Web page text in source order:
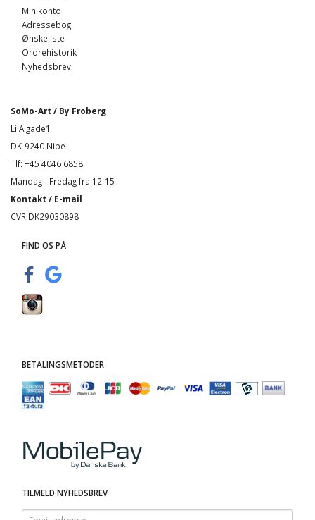
Min konto
Adressebog
Ønskeliste
Ordrehistorik
Nyhedsbrev
SoMo-Art / By Froberg
Li Algade1
DK-9240 Nibe
Tlf: +45 4046 6858
Mandag - Fredag fra 12-15
Kontakt / E-mail
CVR DK29030898
FIND OS PÅ
BETALINGSMETODER
TILMELD NYHEDSBREV
Email-